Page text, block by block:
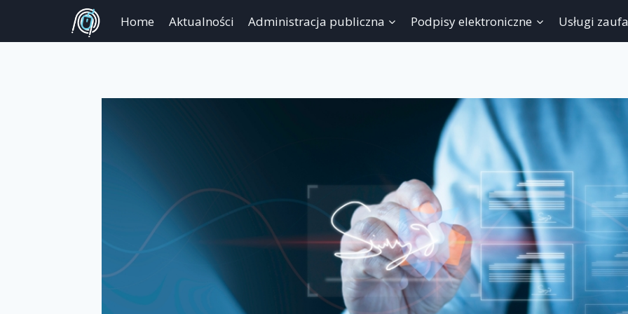
treści
Home Aktualności Administracja publiczna Podpisy elektroniczne Usługi